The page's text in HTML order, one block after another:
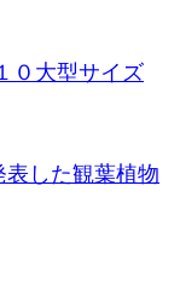
０ 大型サイズ
した観葉植物